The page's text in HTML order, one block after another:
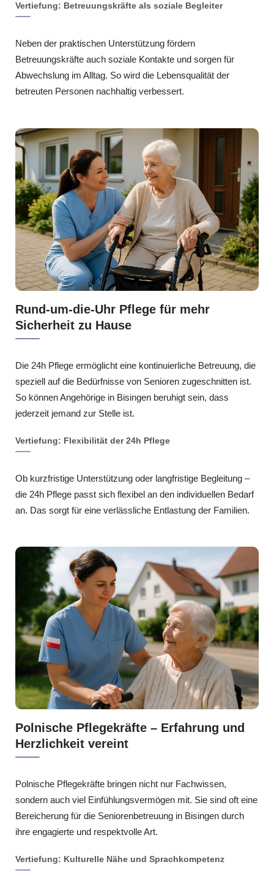
Vertiefung: Betreuungskräfte als soziale Begleiter
Neben der praktischen Unterstützung fördern
Betreuungskräfte auch soziale Kontakte und sorgen für
Abwechslung im Alltag. So wird die Lebensqualität der
betreuten Personen nachhaltig verbessert.
Rund-um-die-Uhr Pflege für mehr
Sicherheit zu Hause
Die 24h Pflege ermöglicht eine kontinuierliche Betreuung, die
speziell auf die Bedürfnisse von Senioren zugeschnitten ist.
So können Angehörige in Bisingen beruhigt sein, dass
jederzeit jemand zur Stelle ist.
Vertiefung: Flexibilität der 24h Pflege
Ob kurzfristige Unterstützung oder langfristige Begleitung –
die 24h Pflege passt sich flexibel an den individuellen Bedarf
an. Das sorgt für eine verlässliche Entlastung der Familien.
Polnische Pflegekräfte – Erfahrung und
Herzlichkeit vereint
Polnische Pflegekräfte bringen nicht nur Fachwissen,
sondern auch viel Einfühlungsvermögen mit. Sie sind oft eine
Bereicherung für die Seniorenbetreuung in Bisingen durch
ihre engagierte und respektvolle Art.
Vertiefung: Kulturelle Nähe und Sprachkompetenz